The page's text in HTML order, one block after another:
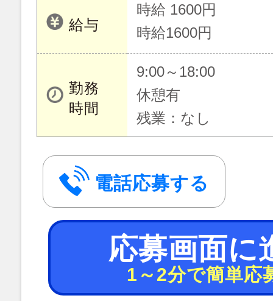
給与
時給 1600円
時給1600円
勤務
時間
9:00～18:00
休憩有
残業：なし
電話応募する
応募画面に
1～2分で簡単応